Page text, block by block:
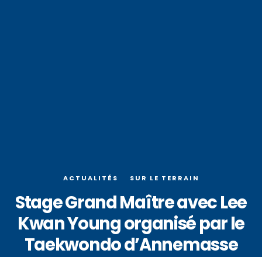
ACTUALITÉS SUR LE TERRAIN
Stage Grand Maître avec Lee
Kwan Young organisé par le
Taekwondo d’Annemasse